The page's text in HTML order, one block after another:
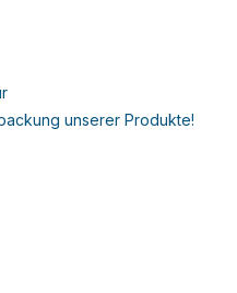
unserer Produkte!